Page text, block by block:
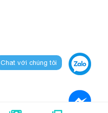
Chat với chúng tôi